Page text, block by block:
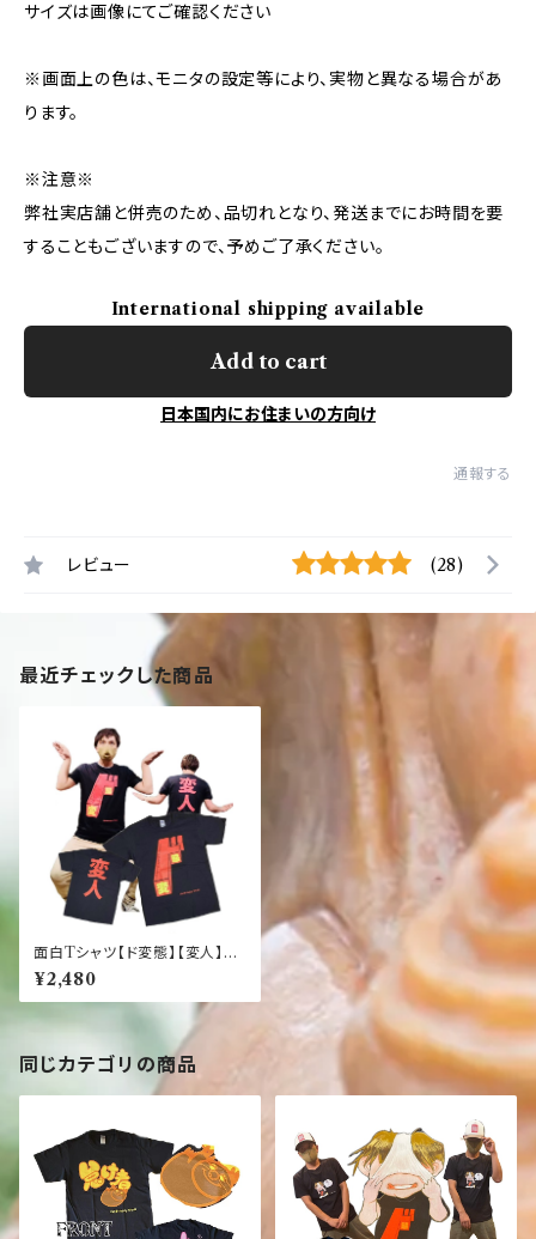
サイズは画像にてご確認ください
※画面上の色は、モニタの設定等により、実物と異なる場合があ
ります。
※注意※
弊社実店舗と併売のため、品切れとなり、発送までにお時間を要
することもございますので、予めご了承ください。
International shipping available
Add to cart
日本国内にお住まいの方向け
通報する
レビュー (28)
最近チェックした商品
面白Tシャツ【ド変態】【変人】面
白く 笑顔になれるTシャツ
¥2,480
同じカテゴリの商品